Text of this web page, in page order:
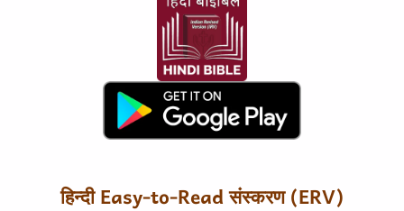
हिन्दी Easy-to-Read संस्करण (ERV)